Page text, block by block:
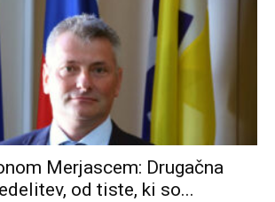
Merjascem: Drugačna
od tiste, ki so...